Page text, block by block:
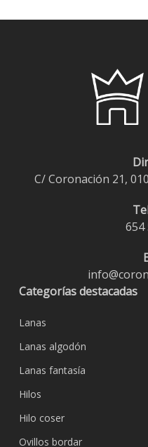
C/ Coronación 21,
654
Categorías destacadas
Lanas
Lanas algodón
Lanas fantasía
Hilos
Hilo coser
Ovillos bordar